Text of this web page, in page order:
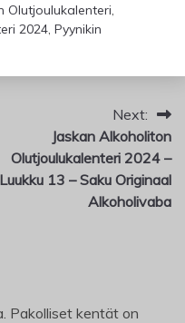
Olutjoulukalenteri,
2024, Pyynikin
Next:
Jaskan Alkoholiton
Olutjoulukalenteri 2024 –
Luukku 13 – Saku Originaal
Alkoholivaba
Pakolliset kentät on